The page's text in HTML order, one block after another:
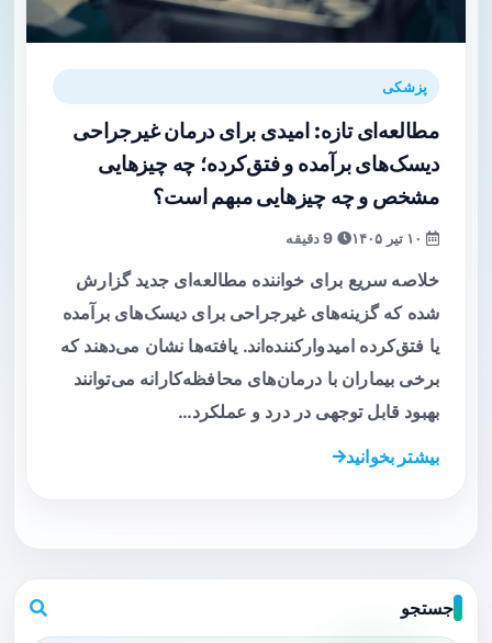
پزشکی
مطالعه‌ای تازه: امیدی برای درمان غیرجراحی
دیسک‌های برآمده و فتق‌کرده؛ چه چیزهایی
مشخص و چه چیزهایی مبهم است؟
خلاصه سریع برای خواننده مطالعه‌ای جدید گزارش
شده که گزینه‌های غیرجراحی برای دیسک‌های برآمده
یا فتق‌کرده امیدوارکننده‌اند. یافته‌ها نشان می‌دهند که
برخی بیماران با درمان‌های محافظه‌کارانه می‌توانند
بهبود قابل توجهی در درد و عملکرد…
بیشتر بخوانید
جستجو